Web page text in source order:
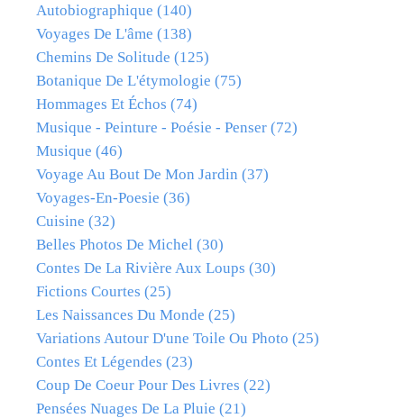
Autobiographique (140)
Voyages De L'âme (138)
Chemins De Solitude (125)
Botanique De L'étymologie (75)
Hommages Et Échos (74)
Musique - Peinture - Poésie - Penser (72)
Musique (46)
Voyage Au Bout De Mon Jardin (37)
Voyages-En-Poesie (36)
Cuisine (32)
Belles Photos De Michel (30)
Contes De La Rivière Aux Loups (30)
Fictions Courtes (25)
Les Naissances Du Monde (25)
Variations Autour D'une Toile Ou Photo (25)
Contes Et Légendes (23)
Coup De Coeur Pour Des Livres (22)
Pensées Nuages De La Pluie (21)